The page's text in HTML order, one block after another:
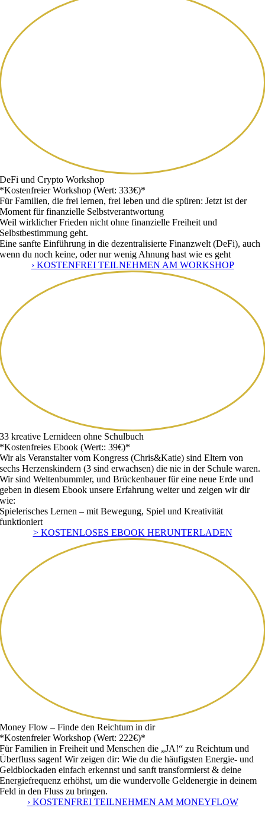
DeFi und Crypto Workshop
*Kostenfreier Workshop (Wert: 333€)*
Für Familien, die frei lernen, frei leben und die spüren: Jetzt ist der
Moment für finanzielle Selbstverantwortung
Weil wirklicher Frieden nicht ohne finanzielle Freiheit und
Selbstbestimmung geht.
Eine sanfte Einführung in die dezentralisierte Finanzwelt (DeFi), auch
wenn du noch keine, oder nur wenig Ahnung hast wie es geht
› KOSTENFREI TEILNEHMEN AM WORKSHOP
33 kreative Lernideen ohne Schulbuch
*Kostenfreies Ebook (Wert:: 39€)*
Wir als Veranstalter vom Kongress (Chris&Katie) sind Eltern von
sechs Herzenskindern (3 sind erwachsen) die nie in der Schule waren.
Wir sind Weltenbummler, und Brückenbauer für eine neue Erde und
geben in diesem Ebook unsere Erfahrung weiter und zeigen wir dir
wie:
Spielerisches Lernen – mit Bewegung, Spiel und Kreativität
funktioniert
> KOSTENLOSES EBOOK HERUNTERLADEN
Money Flow – Finde den Reichtum in dir
*Kostenfreier Workshop (Wert: 222€)*
Für Familien in Freiheit und Menschen die „JA!“ zu Reichtum und
Überfluss sagen! Wir zeigen dir: Wie du die häufigsten Energie- und
Geldblockaden einfach erkennst und sanft transformierst & deine
Energiefrequenz erhöhst, um die wundervolle Geldenergie in deinem
Feld in den Fluss zu bringen.
› KOSTENFREI TEILNEHMEN AM MONEYFLOW